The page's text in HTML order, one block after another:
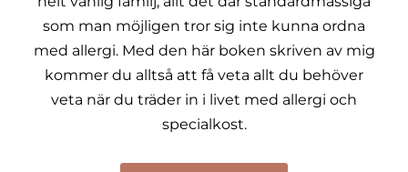
som man möjligen tror sig inte kunna ordna
med allergi. Med den här boken skriven av mig
kommer du alltså att få veta allt du behöver
veta när du träder in i livet med allergi och
specialkost.